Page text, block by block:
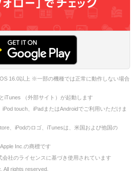
16.0以上 ※一部の機種では正常に動作しない場合
iTunes （外部サイト）が起動します
touch、iPadまたはAndroidでご利用いただけま
、iPodのロゴ、iTunesは、米国および他国の
Inc.の商標です
会社のライセンスに基づき使用されています
All rights reserved.